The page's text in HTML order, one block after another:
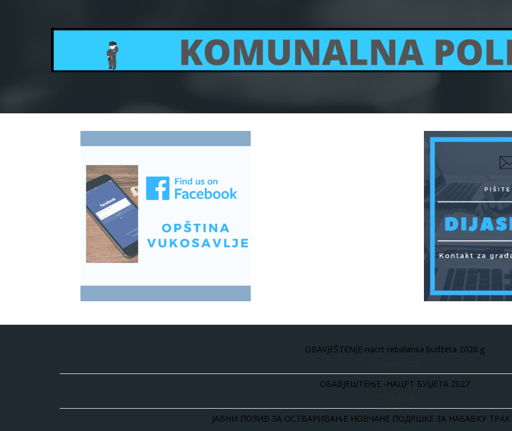
OBAVJEŠTENJE-nacrt rebalansa budžeta 2026.g
ОБАВЈЕШТЕЊЕ -НАЦРТ БУЏЕТА 2027
ЈАВНИ ПОЗИВ ЗА ОСТВАРИВАЊЕ НОВЧАНЕ ПОДРШКЕ ЗА НАБАВКУ